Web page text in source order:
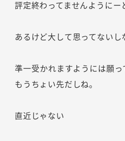
評定終わってませんように
あるけど大して思ってないし
準一受かれますようには願
もうちょい先だしね。
直近じゃない